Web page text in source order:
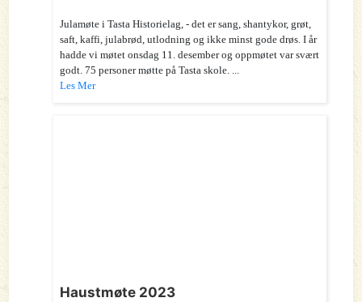
Julamøte i Tasta Historielag, - det er sang, shantykor, grøt,
saft, kaffi, julabrød, utlodning og ikke minst gode drøs. I år
hadde vi møtet onsdag 11. desember og oppmøtet var svært
godt. 75 personer møtte på Tasta skole. ...
Les Mer
Haustmøte 2023